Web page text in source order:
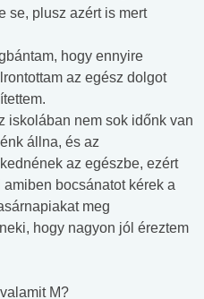
se, plusz azért is mert
hogy ennyire
az egész dolgot
iskolában nem sok időnk van
állna, és az
az egészbe, ezért
bocsánatot kérek a
meg
hogy nagyon jól éreztem
M?